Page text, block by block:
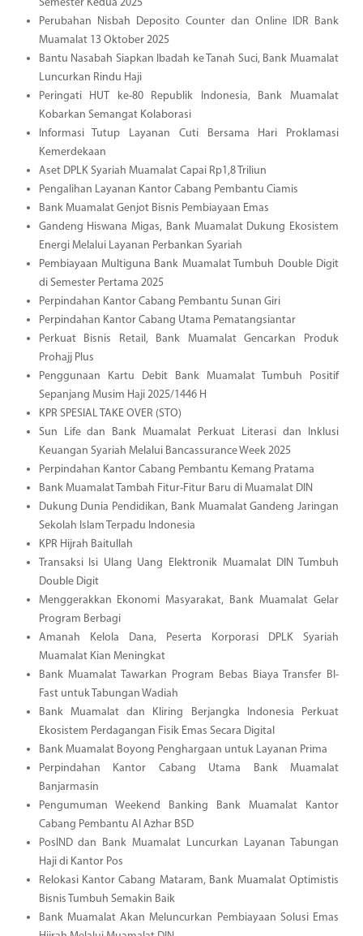
Semester Kedua 2025
Perubahan Nisbah Deposito Counter dan Online IDR Bank
Muamalat 13 Oktober 2025
Bantu Nasabah Siapkan Ibadah ke Tanah Suci, Bank Muamalat
Luncurkan Rindu Haji
Peringati HUT ke-80 Republik Indonesia, Bank Muamalat
Kobarkan Semangat Kolaborasi
Informasi Tutup Layanan Cuti Bersama Hari Proklamasi
Kemerdekaan
Aset DPLK Syariah Muamalat Capai Rp1,8 Triliun
Pengalihan Layanan Kantor Cabang Pembantu Ciamis
Bank Muamalat Genjot Bisnis Pembiayaan Emas
Gandeng Hiswana Migas, Bank Muamalat Dukung Ekosistem
Energi Melalui Layanan Perbankan Syariah
Pembiayaan Multiguna Bank Muamalat Tumbuh Double Digit
di Semester Pertama 2025
Perpindahan Kantor Cabang Pembantu Sunan Giri
Perpindahan Kantor Cabang Utama Pematangsiantar
Perkuat Bisnis Retail, Bank Muamalat Gencarkan Produk
Prohajj Plus
Penggunaan Kartu Debit Bank Muamalat Tumbuh Positif
Sepanjang Musim Haji 2025/1446 H
KPR SPESIAL TAKE OVER (STO)
Sun Life dan Bank Muamalat Perkuat Literasi dan Inklusi
Keuangan Syariah Melalui Bancassurance Week 2025
Perpindahan Kantor Cabang Pembantu Kemang Pratama
Bank Muamalat Tambah Fitur-Fitur Baru di Muamalat DIN
Dukung Dunia Pendidikan, Bank Muamalat Gandeng Jaringan
Sekolah Islam Terpadu Indonesia
KPR Hijrah Baitullah
Transaksi Isi Ulang Uang Elektronik Muamalat DIN Tumbuh
Double Digit
Menggerakkan Ekonomi Masyarakat, Bank Muamalat Gelar
Program Berbagi
Amanah Kelola Dana, Peserta Korporasi DPLK Syariah
Muamalat Kian Meningkat
Bank Muamalat Tawarkan Program Bebas Biaya Transfer BI-
Fast untuk Tabungan Wadiah
Bank Muamalat dan Kliring Berjangka Indonesia Perkuat
Ekosistem Perdagangan Fisik Emas Secara Digital
Bank Muamalat Boyong Penghargaan untuk Layanan Prima
Perpindahan Kantor Cabang Utama Bank Muamalat
Banjarmasin
Pengumuman Weekend Banking Bank Muamalat Kantor
Cabang Pembantu Al Azhar BSD
PosIND dan Bank Muamalat Luncurkan Layanan Tabungan
Haji di Kantor Pos
Relokasi Kantor Cabang Mataram, Bank Muamalat Optimistis
Bisnis Tumbuh Semakin Baik
Bank Muamalat Akan Meluncurkan Pembiayaan Solusi Emas